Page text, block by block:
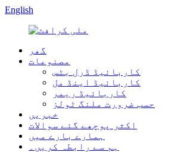
English
گھر
مصنوعات
کاربائیڈ ڈرل بٹس
کاربائیڈ اینڈ مل
کاربائیڈ ریمر
حسب ضرورت ملنگ ٹولز
خبریں
اکثر پوچھے گئے سوالات
ہمارے بارے میں
ہم سے رابطہ کریں۔